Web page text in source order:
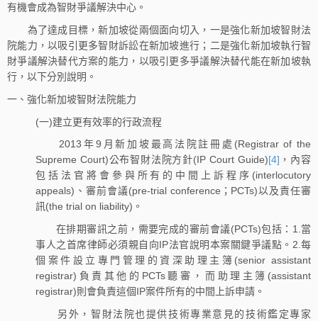
有機會成為智財爭議解決中心。
為了達成目標，新加坡從兩個面向切入，一是強化新加坡智財法
院能力，以吸引更多智財訴訟在新加坡進行；二是強化新加坡執行智
財爭議解決替代方案的能力，以吸引更多爭議解決替代能在新加坡執
行，以下分別說明。
一、強化新加坡智財法院能力
(一)建立更有效率的行政流程
2013年9月新加坡最高法院註冊處(Registrar of the
Supreme Court)公布智財法院方針(IP Court Guide)[4] ，內容
包括法官將會參與所有的中間上訴程序(interlocutory
appeals)、審前會議(pre-trial conference；PCTs)以及責任審
訊(the trial on liability)。
在排期審訊之前，需要完成的審前會議(PCTs)包括：1.當
事人之首席律師必須親自向IP法官說明本案關鍵爭議點。2.每
個案件設立專門管理的資深助理主簿(senior assistant
registrar)負責其他的PCTs聽審，而助理主簿(assistant
registrar)則會負責這個IP案件所有的中間上訴申請。
另外，智財法院也提供技術專業意見的技術鑑定專家